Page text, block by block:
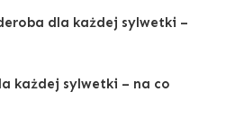
dla każdej sylwetki –
każdej sylwetki – na co